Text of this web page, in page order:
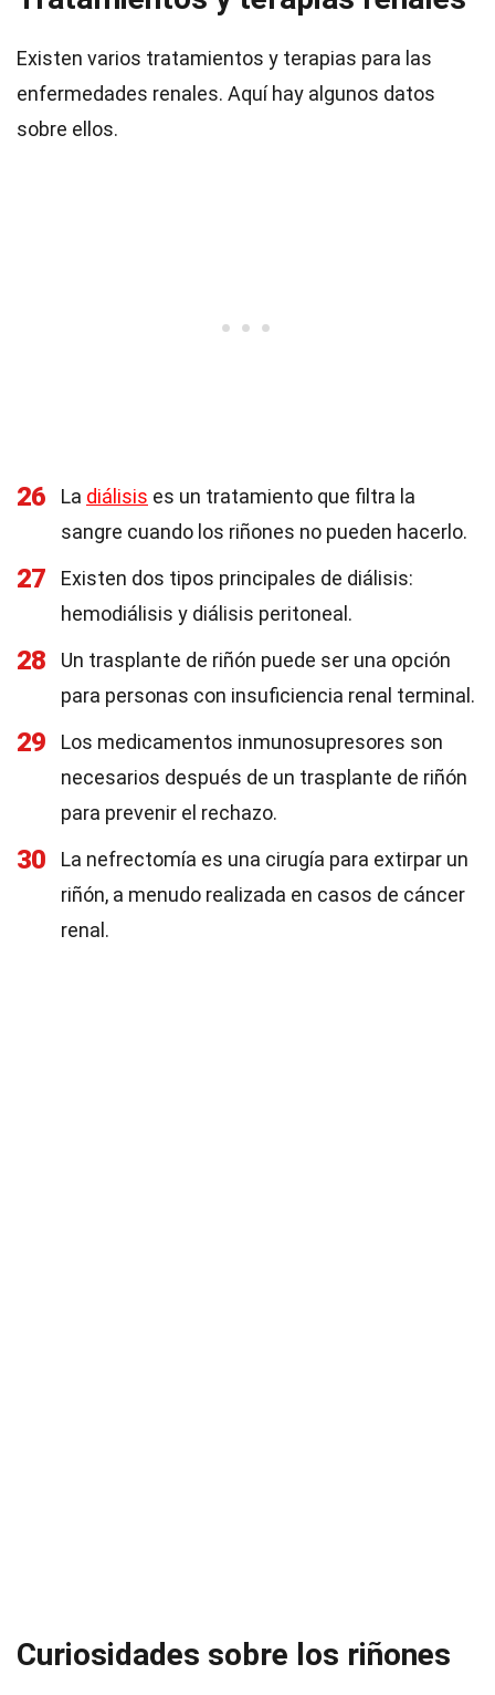
Existen varios tratamientos y terapias para las
enfermedades renales. Aquí hay algunos datos
sobre ellos.
26 La diálisis es un tratamiento que filtra la
sangre cuando los riñones no pueden hacerlo.
27
Existen dos tipos principales de diálisis:
hemodiálisis y diálisis peritoneal.
28
Un trasplante de riñón puede ser una opción
para personas con insuficiencia renal terminal.
29
Los medicamentos inmunosupresores son
necesarios después de un trasplante de riñón
para prevenir el rechazo.
30
La nefrectomía es una cirugía para extirpar un
riñón, a menudo realizada en casos de cáncer
renal.
Curiosidades sobre los riñones